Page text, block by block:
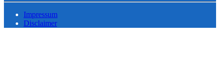
Impressum
Disclaimer